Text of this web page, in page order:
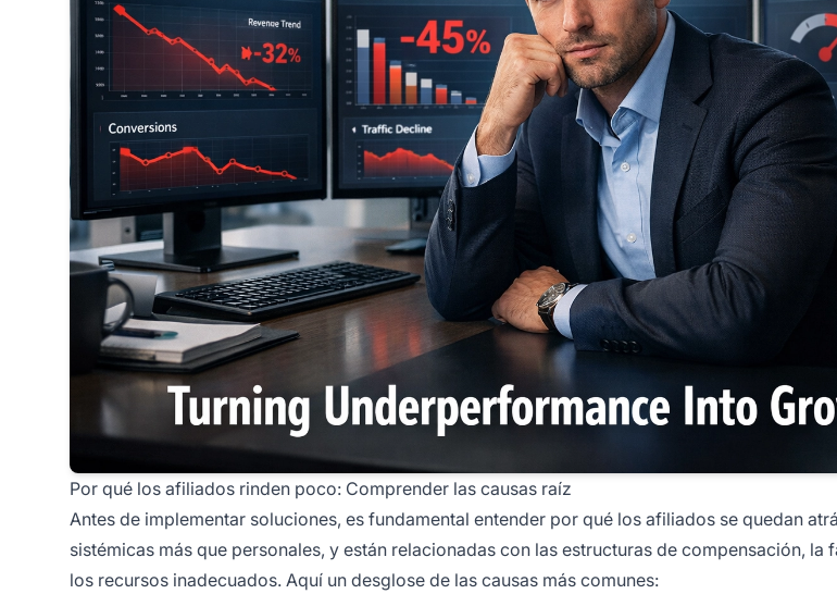
Por qué los afiliados rinden poco: Comprender las causas raíz
Antes de implementar soluciones, es fundamental entender por qué los afiliados se quedan
sistémicas más que personales, y están relacionadas con las estructuras de compensación, la
los recursos inadecuados. Aquí un desglose de las causas más comunes: